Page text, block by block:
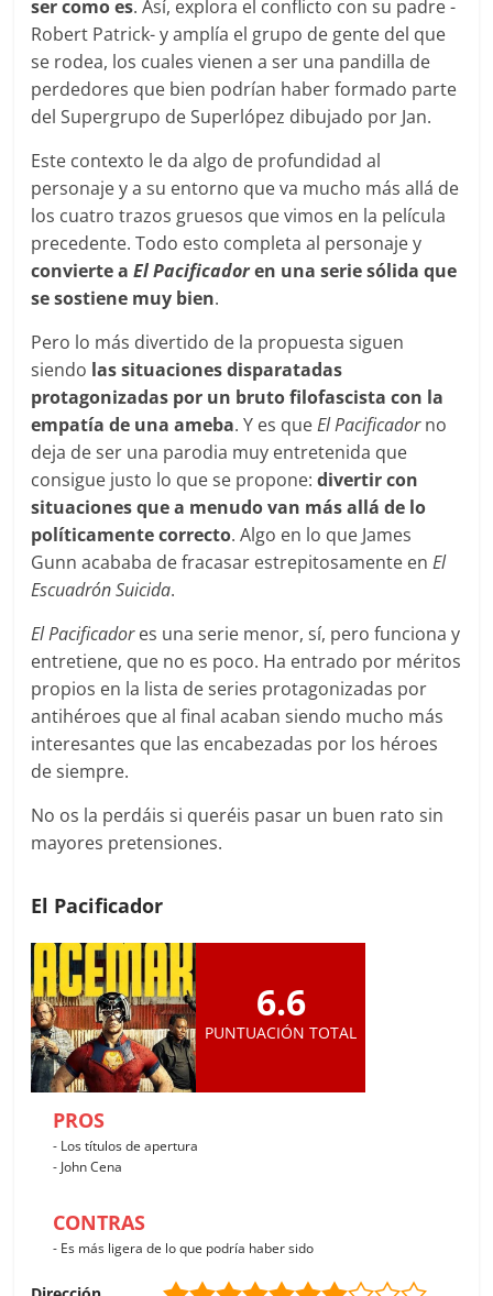
ser como es. Así, explora el conflicto con su padre -
Robert Patrick- y amplía el grupo de gente del que
se rodea, los cuales vienen a ser una pandilla de
perdedores que bien podrían haber formado parte
del Supergrupo de Superlópez dibujado por Jan.
Este contexto le da algo de profundidad al
personaje y a su entorno que va mucho más allá de
los cuatro trazos gruesos que vimos en la película
precedente. Todo esto completa al personaje y
convierte aEl Pacificadoren una serie sólida que
se sostiene muy bien.
Pero lo más divertido de la propuesta siguen
siendo las situaciones disparatadas
protagonizadas por un bruto filofascista con la
empatía de una ameba. Y es queEl Pacificadorno
deja de ser una parodia muy entretenida que
consigue justo lo que se propone:divertir con
situaciones que a menudo van más allá de lo
políticamente correcto. Algo en lo que James
Gunn acababa de fracasar estrepitosamente enEl
Escuadrón Suicida.
El Pacificadores una serie menor, sí, pero funciona y
entretiene, que no es poco. Ha entrado por méritos
propios en la lista de series protagonizadas por
antihéroes que al final acaban siendo mucho más
interesantes que las encabezadas por los héroes
de siempre.
No os la perdáis si queréis pasar un buen rato sin
mayores pretensiones.
El Pacificador
6.6
PUNTUACIÓN TOTAL
PROS
- Los títulos de apertura
- John Cena
CONTRAS
- Es más ligera de lo que podría haber sido